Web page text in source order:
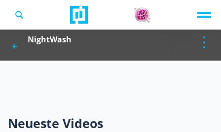
NightWash
Neueste Videos